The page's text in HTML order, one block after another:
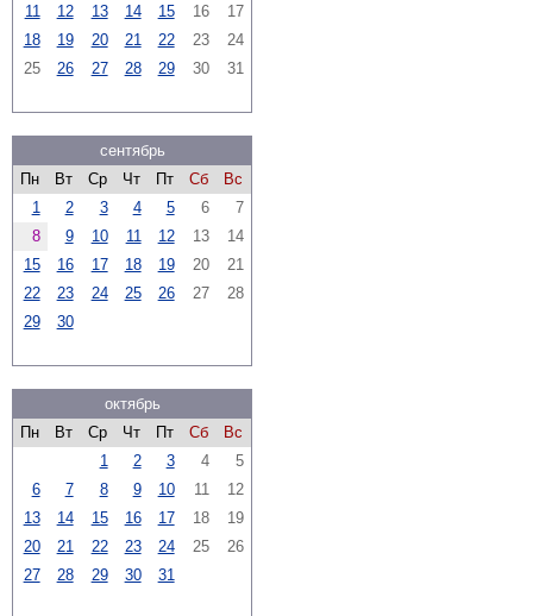
11
12 13 14 15 16
17
18
19 20 21 22 23
24
25
26 27 28 29 30 31
сентябрь
Пн
Вт Ср Чт Пт Сб
Вс
1
2 3 4 5 6
7
8
9 10 11 12 13
14
15
16 17 18 19 20
21
22
23 24 25 26 27
28
29
30
октябрь
Пн
Вт Ср Чт Пт Сб
Вс
1
2 3 4
5
6
7 8 9 10 11
12
13
14 15 16 17 18
19
20
21 22 23 24 25
26
27
28 29 30 31